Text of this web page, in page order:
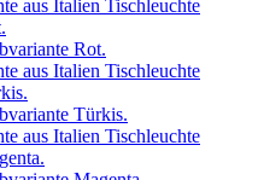
Rot.
Türkis.